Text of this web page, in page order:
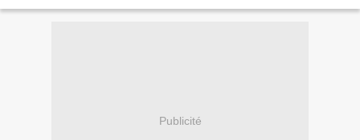
Publicité